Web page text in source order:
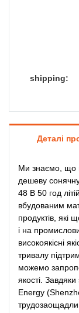
shipping:
Деталі
Ми знаємо, що
дешеву
48 В 50 год
вбудованим
продуктів, які
і на
високоякісні
тривалу
можемо
якості.
Energy